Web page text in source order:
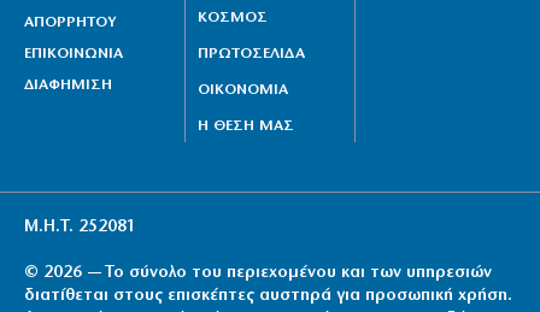
ΑΠΟΡΡΗΤΟΥ
ΕΠΙΚΟΙΝΩΝΙΑ
ΔΙΑΦΗΜΙΣΗ
ΚΟΣΜΟΣ
ΠΡΩΤΟΣΕΛΙΔΑ
ΟΙΚΟΝΟΜΙΑ
Η ΘΕΣΗ ΜΑΣ
Μ.Η.Τ. 252081
© 2026 — Το σύνολο του περιεχομένου και των υπηρεσιών
διατίθεται στους επισκέπτες αυστηρά για προσωπική χρήση.